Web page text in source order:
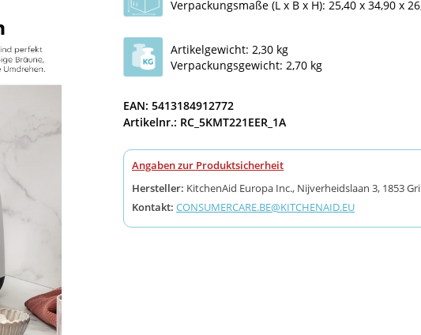
Verpackungsmaße (L x B x H): 25,40 x 34,90 x
Artikelgewicht: 2,30 kg
Verpackungsgewicht: 2,70 kg
EAN: 5413184912772
Artikelnr.: RC_5KMT221EER_1A
Angaben zur Produktsicherheit
Hersteller: KitchenAid Europa Inc., Nijverheidslaan 3, 1853
Kontakt: CONSUMERCARE.BE@KITCHENAID.EU